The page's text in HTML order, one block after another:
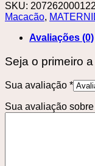
SKU:
Macacão,
Avaliações (0)
Seja o primeiro
Sua avaliação *
Sua avaliação